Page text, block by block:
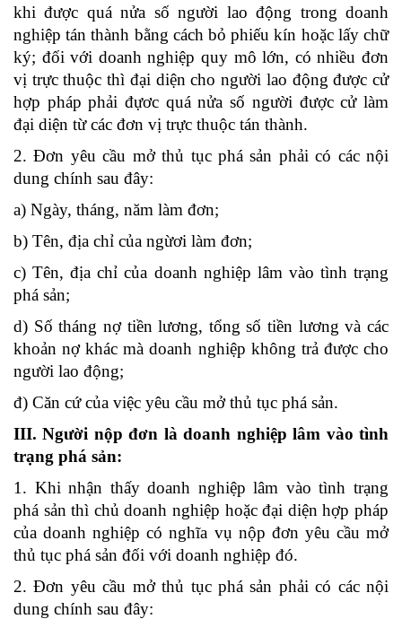
khi được quá nửa số người lao động trong doanh
nghiệp tán thành bằng cách bỏ phiếu kín hoặc lấy chữ
ký; đối với doanh nghiệp quy mô lớn, có nhiều đơn
vị trực thuộc thì đại diện cho người lao động được cử
hợp pháp phải đựơc quá nửa số người được cử làm
đại diện từ các đơn vị trực thuộc tán thành.
2. Đơn yêu cầu mở thủ tục phá sản phải có các nội
dung chính sau đây:
a) Ngày, tháng, năm làm đơn;
b) Tên, địa chỉ của ngừơi làm đơn;
c) Tên, địa chỉ của doanh nghiệp lâm vào tình trạng
phá sản;
d) Số tháng nợ tiền lương, tổng số tiền lương và các
khoản nợ khác mà doanh nghiệp không trả được cho
người lao động;
đ) Căn cứ của việc yêu cầu mở thủ tục phá sản.
III. Người nộp đơn là doanh nghiệp lâm vào tình
trạng phá sản:
1. Khi nhận thấy doanh nghiệp lâm vào tình trạng
phá sản thì chủ doanh nghiệp hoặc đại diện hợp pháp
của doanh nghiệp có nghĩa vụ nộp đơn yêu cầu mở
thủ tục phá sản đối với doanh nghiệp đó.
2. Đơn yêu cầu mở thủ tục phá sản phải có các nội
dung chính sau đây: